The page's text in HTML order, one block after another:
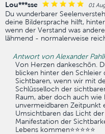
Lou***sse 01
Du wunderbarer
deine Bildersprache hilft,
wenn der Verstand was
lähmend - normalerweise
Antwort von Alexander
Von Herzen dankeschön.
blicken hinter den Schleier
Sichtbaren, wenn wir mit
Schlüsselloch der
Raum, aber doch auch
unvermeidbaren Zeitpunkt
Umsichtbaren das Licht
Manifestation der
Lebens kommen⭐️⭐️⭐️⭐️⭐️